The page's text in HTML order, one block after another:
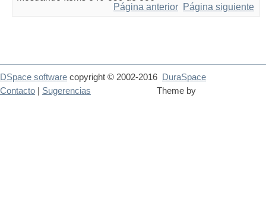
Página anterior Página siguiente
DSpace software copyright © 2002-2016
DuraSpace
Theme by
Contacto Sugerencias